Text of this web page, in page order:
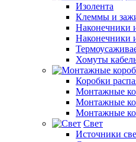
Изолента
Клеммы и
Наконечники
Наконечники
Хомуты
Коробки
Монтажные
Монтажные
Монтажные
Свет
Источники